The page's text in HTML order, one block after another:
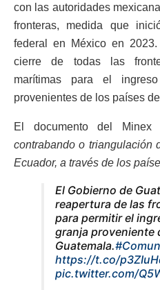
con las autoridades
fronteras, medida que
federal en México en
cierre de todas las
marítimas para el
provenientes de los países
El documento del
contrabando o triangulación
Ecuador, a través de los
El Gobierno de
reapertura de las
para permitir el
granja proveniente
Guatemala.
https://t.co/
pic.twitter.com/